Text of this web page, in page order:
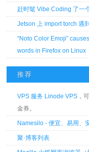
赶时髦 Vibe Coding 了一
Jetson 上 import torch 遇
“Noto Color Emoji”
words in Firefox on Linux
推荐
VPS 服务 Linode VPS ，
金券。
Namesilo - 便宜、易用、
聚·博客列表